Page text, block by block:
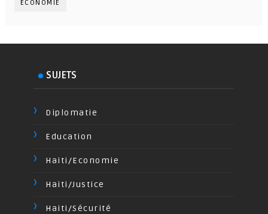
ÉCONOMIE
SUJETS
Diplomatie
Education
Haiti/Economie
Haiti/Justice
Haiti/Sécurité